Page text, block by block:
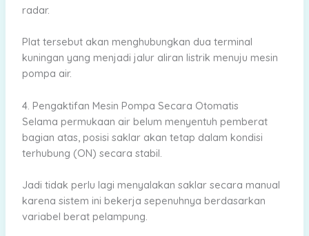
radar.
Plat tersebut akan menghubungkan dua terminal
kuningan yang menjadi jalur aliran listrik menuju mesin
pompa air.
4. Pengaktifan Mesin Pompa Secara Otomatis
Selama permukaan air belum menyentuh pemberat
bagian atas, posisi saklar akan tetap dalam kondisi
terhubung (ON) secara stabil.
Jadi tidak perlu lagi menyalakan saklar secara manual
karena sistem ini bekerja sepenuhnya berdasarkan
variabel berat pelampung.